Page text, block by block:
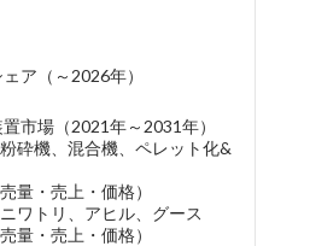
ア（～2026年）
市場（2021年～2031年）
砕機、混合機、ペレット化&
量・売上・価格）
ワトリ、アヒル、グース
量・売上・価格）